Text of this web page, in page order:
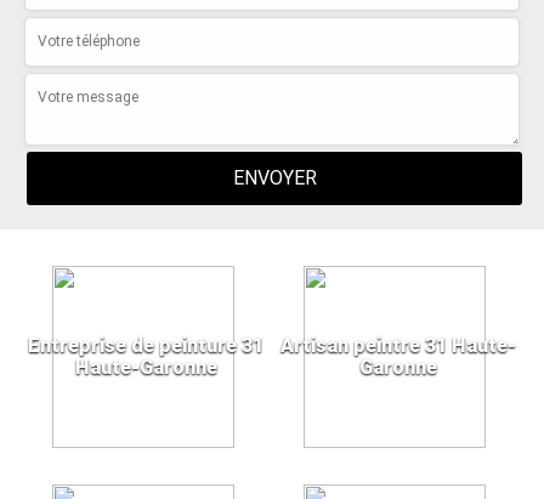
Entreprise de peinture 31
Haute-Garonne
Artisan peintre 31 Haute-
Garonne